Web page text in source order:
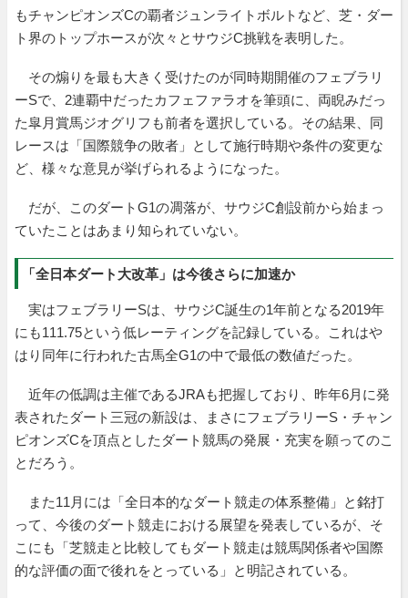
もチャンピオンズCの覇者ジュンライトボルトなど、芝・ダー
ト界のトップホースが次々とサウジC挑戦を表明した。
その煽りを最も大きく受けたのが同時期開催のフェブラリ
ーSで、2連覇中だったカフェファラオを筆頭に、両睨みだっ
た皐月賞馬ジオグリフも前者を選択している。その結果、同
レースは「国際競争の敗者」として施行時期や条件の変更な
ど、様々な意見が挙げられるようになった。
だが、このダートG1の凋落が、サウジC創設前から始まっ
ていたことはあまり知られていない。
「全日本ダート大改革」は今後さらに加速か
実はフェブラリーSは、サウジC誕生の1年前となる2019年
にも111.75という低レーティングを記録している。これはや
はり同年に行われた古馬全G1の中で最低の数値だった。
近年の低調は主催であるJRAも把握しており、昨年6月に発
表されたダート三冠の新設は、まさにフェブラリーS・チャン
ピオンズCを頂点としたダート競馬の発展・充実を願ってのこ
とだろう。
また11月には「全日本的なダート競走の体系整備」と銘打
って、今後のダート競走における展望を発表しているが、そ
こにも「芝競走と比較してもダート競走は競馬関係者や国際
的な評価の面で後れをとっている」と明記されている。